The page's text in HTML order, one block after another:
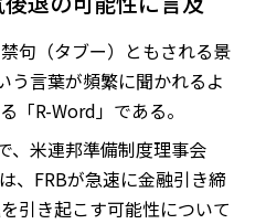
JP EN
句（タブー）ともされる景
う言葉が頻繁に聞かれるよ
「R-Word」である。
、米連邦準備制度理事会
、FRBが急速に金融引き締
引き起こす可能性について